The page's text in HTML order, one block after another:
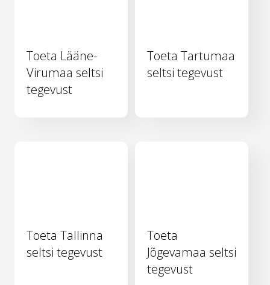
Toeta Lääne-
Virumaa seltsi
tegevust
Toeta Tartumaa
seltsi tegevust
Toeta Tallinna
seltsi tegevust
Toeta
Jõgevamaa seltsi
tegevust